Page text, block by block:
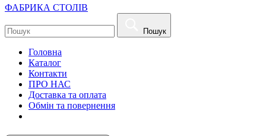
ФАБРИКА СТОЛІВ
Пошук
Головна
Каталог
Контакти
ПРО НАС
Доставка та оплата
Обмін та повернення